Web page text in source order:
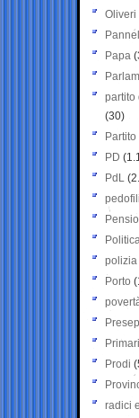
Oliveri
Papa
partito
(30)
PD
PdL
polizia
Porto
Prodi
radici